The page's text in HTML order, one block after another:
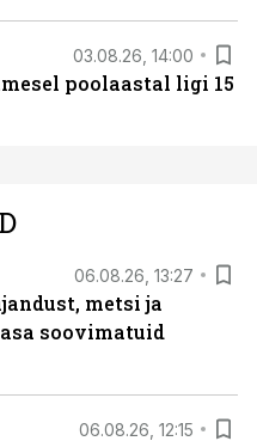
03.08.26, 14:00
poolaastal ligi 15
06.08.26, 13:27
metsi ja
soovimatuid
06.08.26, 12:15